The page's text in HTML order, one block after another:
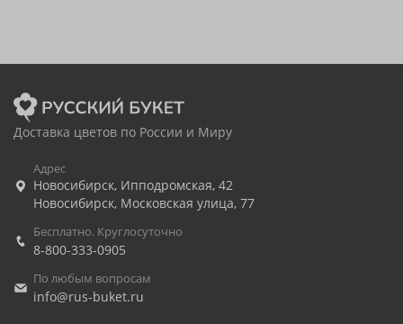
Доставка цветов по России и Миру
Адрес
Новосибирск, Ипподромская, 42
Новосибирск, Московская улица, 77
Бесплатно. Круглосуточно
8-800-333-0905
По любым вопросам
info@rus-buket.ru